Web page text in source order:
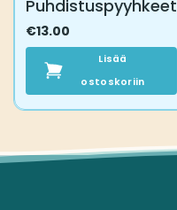
Puhdistuspyyhkeet
€13.00
Lisää
ostoskoriin